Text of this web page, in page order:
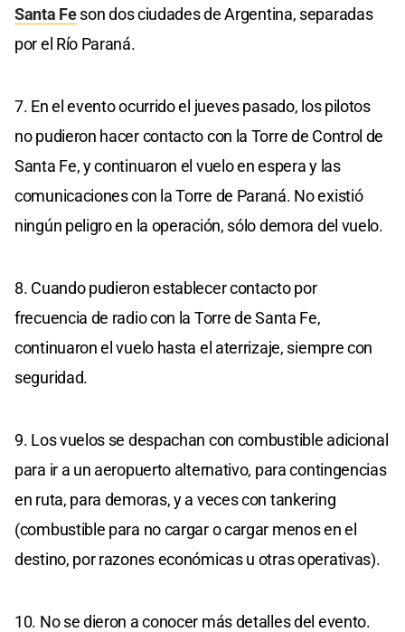
Santa Feson dos ciudades de Argentina, separadas
por el Río Paraná.
7. En el evento ocurrido el jueves pasado, los pilotos
no pudieron hacer contacto con la Torre de Control de
Santa Fe, y continuaron el vuelo en espera y las
comunicaciones con la Torre de Paraná. No existió
ningún peligro en la operación, sólo demora del vuelo.
8. Cuando pudieron establecer contacto por
frecuencia de radio con la Torre de Santa Fe,
continuaron el vuelo hasta el aterrizaje, siempre con
seguridad.
9. Los vuelos se despachan con combustible adicional
para ir a un aeropuerto alternativo, para contingencias
en ruta, para demoras, y a veces con tankering
(combustible para no cargar o cargar menos en el
destino, por razones económicas u otras operativas).
10. No se dieron a conocer más detalles del evento.